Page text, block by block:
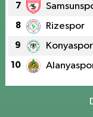
7
8 Rizespor
9 Konyaspor
10